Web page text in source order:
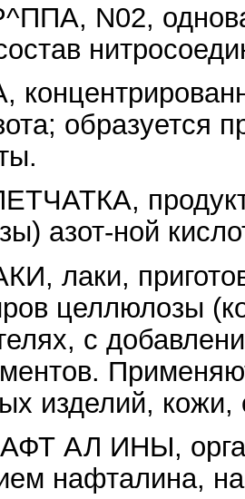
N02,
образуется
продукт
азот-ной
лаки,
целлюлозы
с
изделий,
АЛ ИНЫ,
нафталина,